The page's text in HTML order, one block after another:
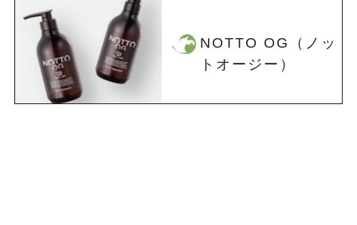
NOTTO OG（ノッ
トオージー）